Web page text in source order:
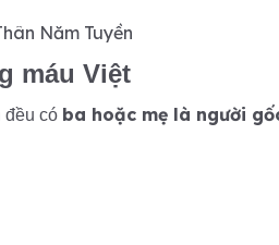
máu Việt
đều có ba hoặc mẹ là người